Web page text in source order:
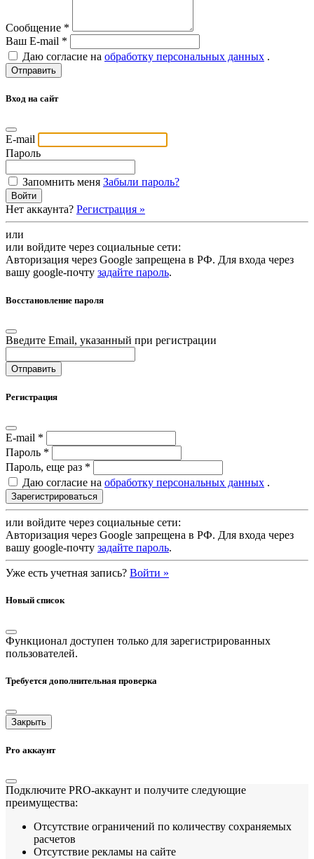
Сообщение *
Ваш E-mail *
Даю согласие на обработку персональных данных .
Вход на сайт
E-mail
Пароль
Запомнить меня Забыли пароль?
Войти
Нет аккаунта? Регистрация »
или
или войдите через социальные сети:
Авторизация через Google запрещена в РФ. Для входа через
вашу google-почту задайте пароль.
Восстановление пароля
Введите Email, указанный при регистрации
Регистрация
E-mail *
Пароль *
Пароль, еще раз *
Даю согласие на обработку персональных данных .
или войдите через социальные сети:
Авторизация через Google запрещена в РФ. Для входа через
вашу google-почту задайте пароль.
Уже есть учетная запись? Войти »
Новый список
Функционал доступен только для зарегистрированных
пользователей.
Требуется дополнительная проверка
Закрыть
Pro аккаунт
Подключите PRO-аккаунт и получите следующие
преимущества:
Отсутствие ограничений по количеству сохраняемых
расчетов
Отсутствие рекламы на сайте